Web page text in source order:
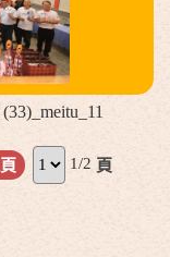
1/2 頁